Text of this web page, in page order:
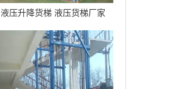
液压升降货梯 液压货梯厂家